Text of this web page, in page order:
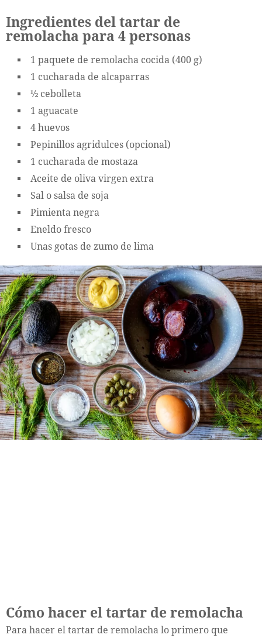
Ingredientes del tartar de
remolacha para 4 personas
1 paquete de remolacha cocida (400 g)
1 cucharada de alcaparras
½ cebolleta
1 aguacate
4 huevos
Pepinillos agridulces (opcional)
1 cucharada de mostaza
Aceite de oliva virgen extra
Sal o salsa de soja
Pimienta negra
Eneldo fresco
Unas gotas de zumo de lima
Cómo hacer el tartar de remolacha
Para hacer el tartar de remolacha lo primero que